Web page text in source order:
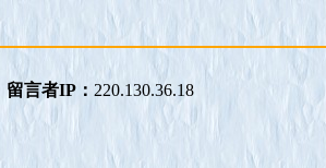
留言者IP： 220.130.36.18